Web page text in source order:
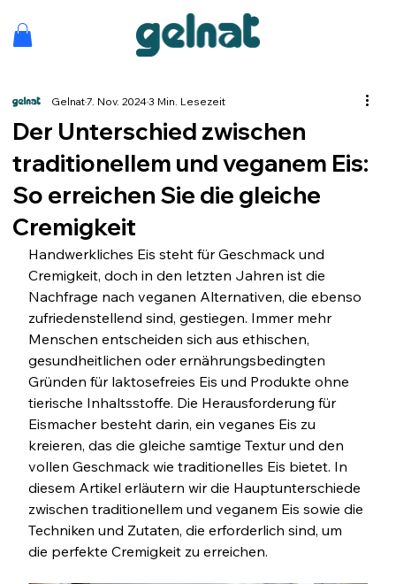
Der Unterschied zwischen
traditionellem und veganem Eis:
So erreichen Sie die gleiche
Cremigkeit
Gelnat7. Nov. 20243 Min. Lesezeit
Handwerkliches Eis steht für Geschmack und
Cremigkeit, doch in den letzten Jahren ist die
Nachfrage nach veganen Alternativen, die ebenso
zufriedenstellend sind, gestiegen. Immer mehr
Menschen entscheiden sich aus ethischen,
gesundheitlichen oder ernährungsbedingten
Gründen für laktosefreies Eis und Produkte ohne
tierische Inhaltsstoffe. Die Herausforderung für
Eismacher besteht darin, ein veganes Eis zu
kreieren, das die gleiche samtige Textur und den
vollen Geschmack wie traditionelles Eis bietet. In
diesem Artikel erläutern wir die Hauptunterschiede
zwischen traditionellem und veganem Eis sowie die
Techniken und Zutaten, die erforderlich sind, um
die perfekte Cremigkeit zu erreichen.